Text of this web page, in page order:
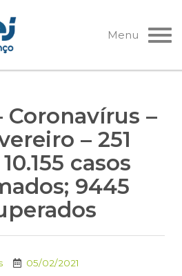
Menu
Coronavírus –
– 251
casos
9445
05/02/2021